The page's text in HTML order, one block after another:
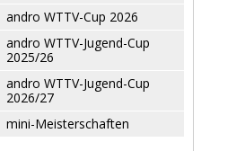
andro WTTV-Cup 2026
andro WTTV-Jugend-Cup
2025/26
andro WTTV-Jugend-Cup
2026/27
mini-Meisterschaften